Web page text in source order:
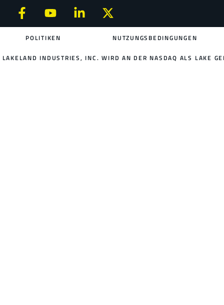
POLITIKEN NUTZUNGSBEDINGUNGEN
LAKELAND INDUSTRIES, INC. WIRD AN DER NASDAQ ALS LAKE